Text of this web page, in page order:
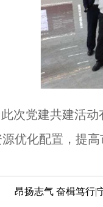
此次党建共建活
优化配置，提